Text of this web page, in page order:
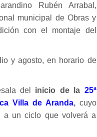
Rubén Arrabal,
municipal de Obras y
con el montaje del
y agosto, en horario de
del inicio de la 25ª
Villa de Aranda, cuyo
a un ciclo que volverá a